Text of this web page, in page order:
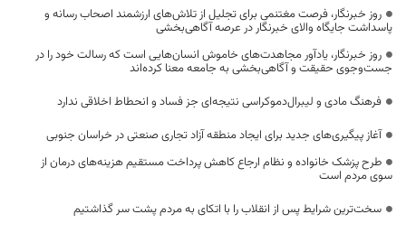
روز خبرنگار، فرصت مغتنمی برای تجلیل از تلاش‌های ارزشمند اصحاب رسانه و
پاسداشت جایگاه والای خبرنگار در عرصه آگاهی‌بخشی
روز خبرنگار، یادآور مجاهدت‌های خاموش انسان‌هایی است که رسالت خود را در
جست‌وجوی حقیقت و آگاهی‌بخشی به جامعه معنا کرده‌اند
فرهنگ مادی و لیبرال‌دموکراسی نتیجه‌ای جز فساد و انحطاط اخلاقی ندارد
آغاز پیگیری‌های جدید برای ایجاد منطقه آزاد تجاری صنعتی در خراسان جنوبی
طرح پزشک خانواده و نظام ارجاع کاهش پرداخت مستقیم هزینه‌های درمان از
سوی مردم است
سخت‌ترین شرایط پس از انقلاب را با اتکای به مردم پشت سر گذاشتیم